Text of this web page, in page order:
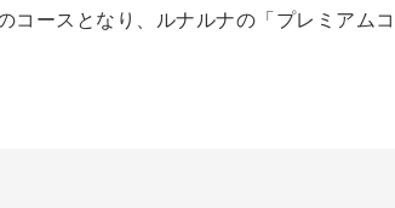
コースとなり、ルナルナの「プレミアム